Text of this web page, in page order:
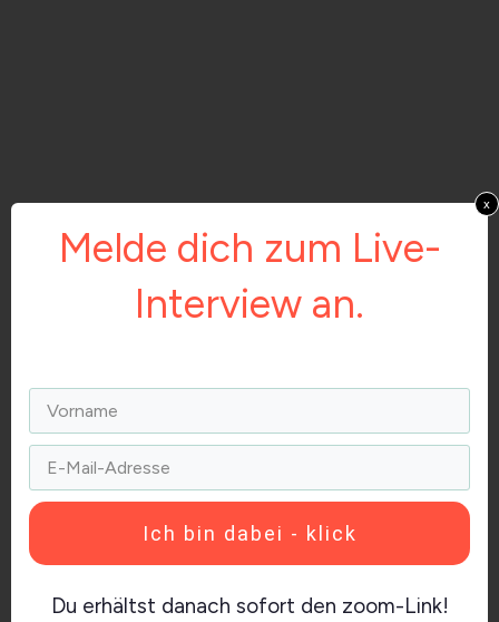
Melde dich zum Live-
Interview an.
Ich bin dabei - klick
Du erhältst danach sofort den zoom-Link!
x